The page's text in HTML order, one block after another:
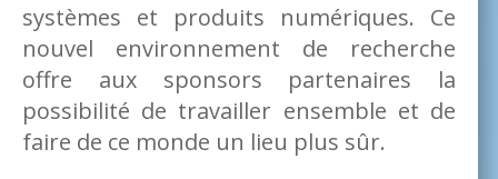
systèmes et produits numériques. Ce
nouvel environnement de recherche
offre aux sponsors partenaires la
possibilité de travailler ensemble et de
faire de ce monde un lieu plus sûr.